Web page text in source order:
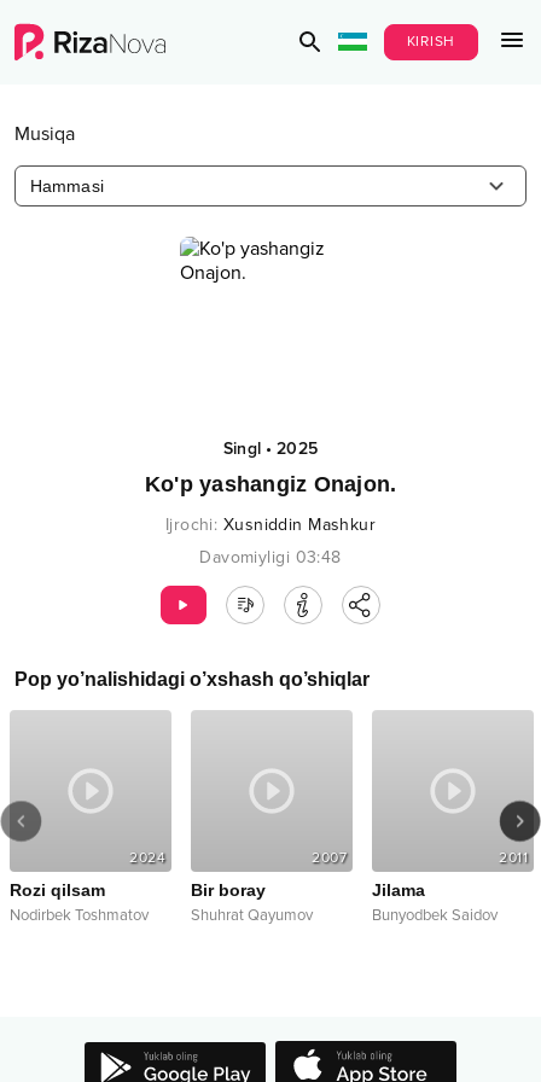
KIRISH
Musiqa
Hammasi
Singl•2025
Ko'p yashangiz Onajon.
Ijrochi: Xusniddin Mashkur
Davomiyligi 03:48
Pop yo’nalishidagi o’xshash qo’shiqlar
2024
Rozi qilsam
Nodirbek Toshmatov
2007
Bir boray
Shuhrat Qayumov
2011
Jilama
Bunyodbek Saidov